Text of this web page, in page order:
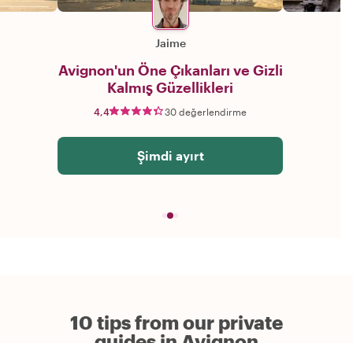
Jaime
Avignon'un Öne Çıkanları ve Gizli
Kalmış Güzellikleri
4,4 30 değerlendirme
Şimdi ayırt
10 tips from our private